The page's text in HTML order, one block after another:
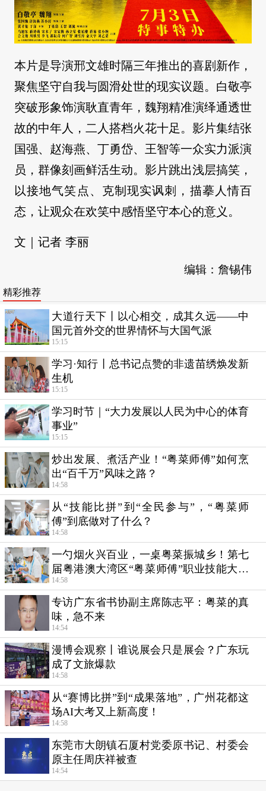
本片是导演邢文雄时隔三年推出的喜剧新作，
聚焦坚守自我与圆滑处世的现实议题。白敬亭
突破形象饰演耿直青年，魏翔精准演绎通透世
故的中年人，二人搭档火花十足。影片集结张
国强、赵海燕、丁勇岱、王智等一众实力派演
员，群像刻画鲜活生动。影片跳出浅层搞笑，
以接地气笑点、克制现实讽刺，描摹人情百
态，让观众在欢笑中感悟坚守本心的意义。
文｜记者 李丽
编辑：詹锡伟
精彩推荐